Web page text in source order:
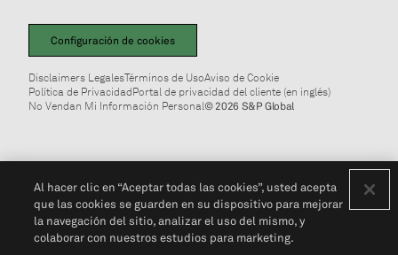
Configuración de cookies
Disclaimers LegalesTérminos de UsoAviso de Cookie
Política de PrivacidadPortal de privacidad del cliente (en inglés)
No Vendan Mi Información Personal© 2026 S&P Global
Al hacer clic en “Aceptar todas las cookies”, usted acepta
que las cookies se guarden en su dispositivo para mejorar
la navegación del sitio, analizar el uso del mismo, y
colaborar con nuestros estudios para marketing.